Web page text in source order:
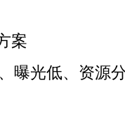
案
曝光低、资源